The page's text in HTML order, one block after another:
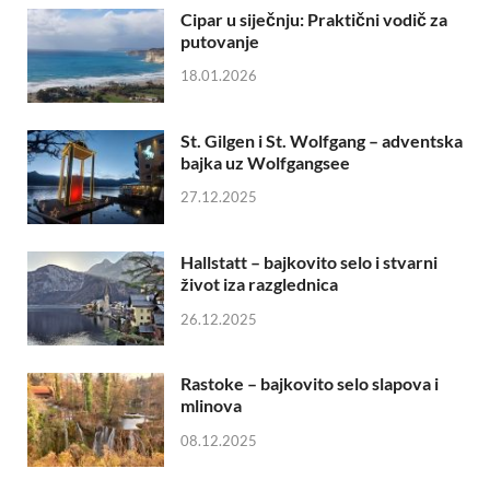
Cipar u siječnju: Praktični vodič za
putovanje
18.01.2026
St. Gilgen i St. Wolfgang – adventska
bajka uz Wolfgangsee
27.12.2025
Hallstatt – bajkovito selo i stvarni
život iza razglednica
26.12.2025
Rastoke – bajkovito selo slapova i
mlinova
08.12.2025